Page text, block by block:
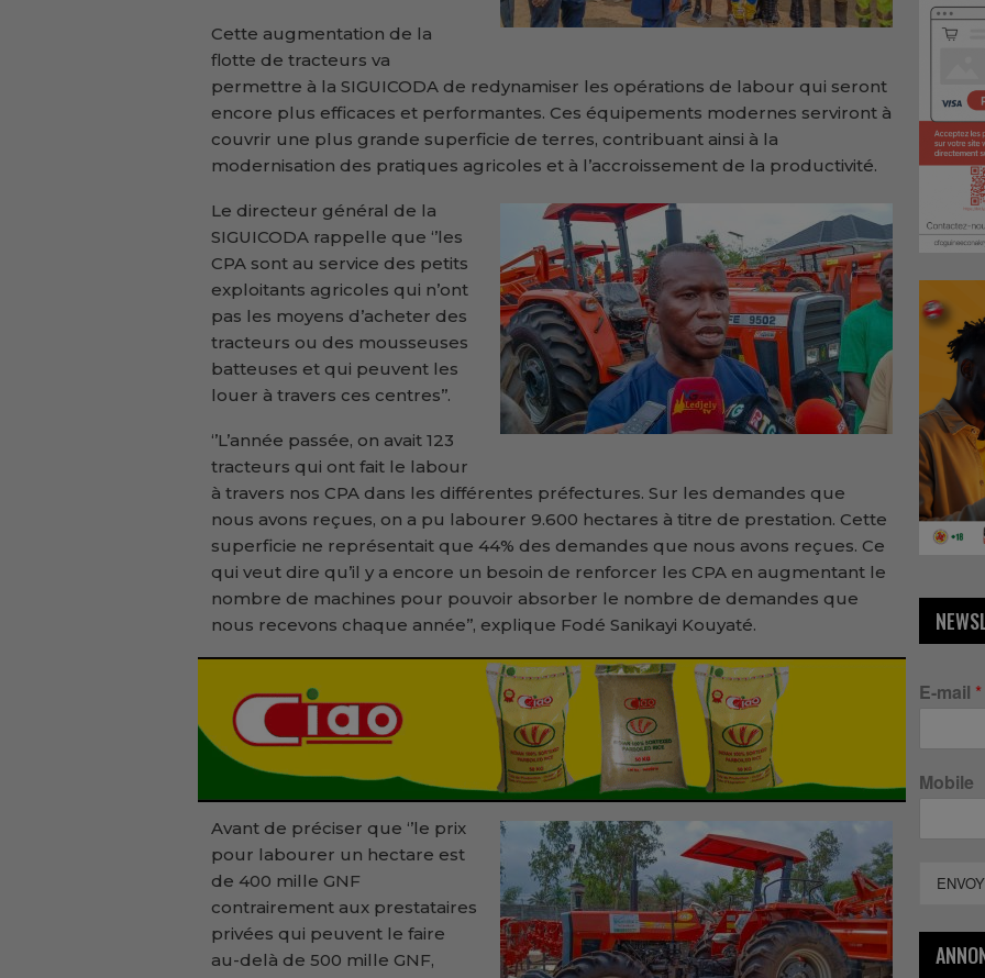
Cette augmentation de la
flotte de tracteurs va
permettre à la SIGUICODA de redynamiser les opérations de labour qui seront
encore plus efficaces et performantes. Ces équipements modernes serviront à
couvrir une plus grande superficie de terres, contribuant ainsi à la
modernisation des pratiques agricoles et à l’accroissement de la productivité.
Le directeur général de la
SIGUICODA rappelle que ‘’les
CPA sont au service des petits
exploitants agricoles qui n’ont
pas les moyens d’acheter des
tracteurs ou des mousseuses
batteuses et qui peuvent les
louer à travers ces centres’’.
‘’L’année passée, on avait 123
tracteurs qui ont fait le labour
à travers nos CPA dans les différentes préfectures. Sur les demandes que
nous avons reçues, on a pu labourer 9.600 hectares à titre de prestation. Cette
superficie ne représentait que 44% des demandes que nous avons reçues. Ce
qui veut dire qu’il y a encore un besoin de renforcer les CPA en augmentant le
nombre de machines pour pouvoir absorber le nombre de demandes que
nous recevons chaque année’’, explique Fodé Sanikayi Kouyaté.
Avant de préciser que ‘’le prix
pour labourer un hectare est
de 400 mille GNF
contrairement aux prestataires
privées qui peuvent le faire
au-delà de 500 mille GNF,
E-mail *
Mobile